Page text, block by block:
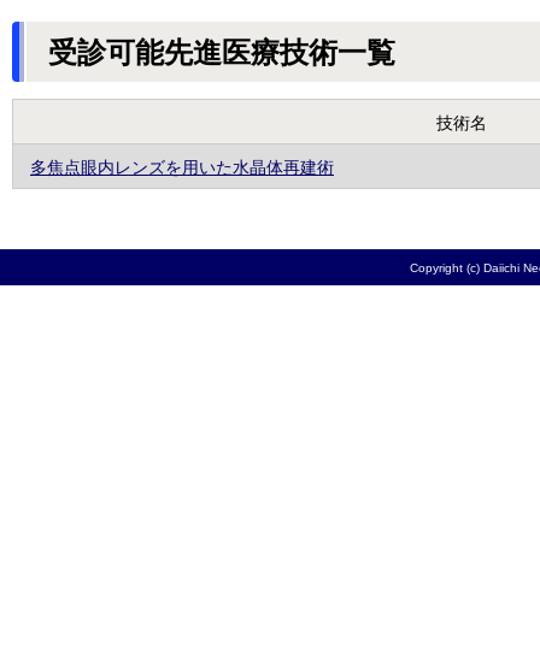
受診可能先進医療技術一覧
技術名
多焦点眼内レンズを用いた水晶体再建術
Copyright (c) Daiichi